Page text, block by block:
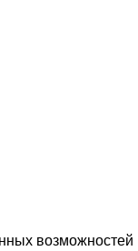
возможностей